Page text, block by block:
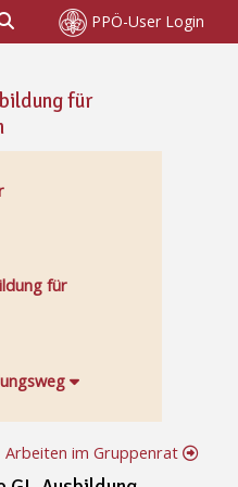
Sucheingabe umschalten
PPÖ-User Login
für die GL-
für
für
Arbeiten im Gruppenrat